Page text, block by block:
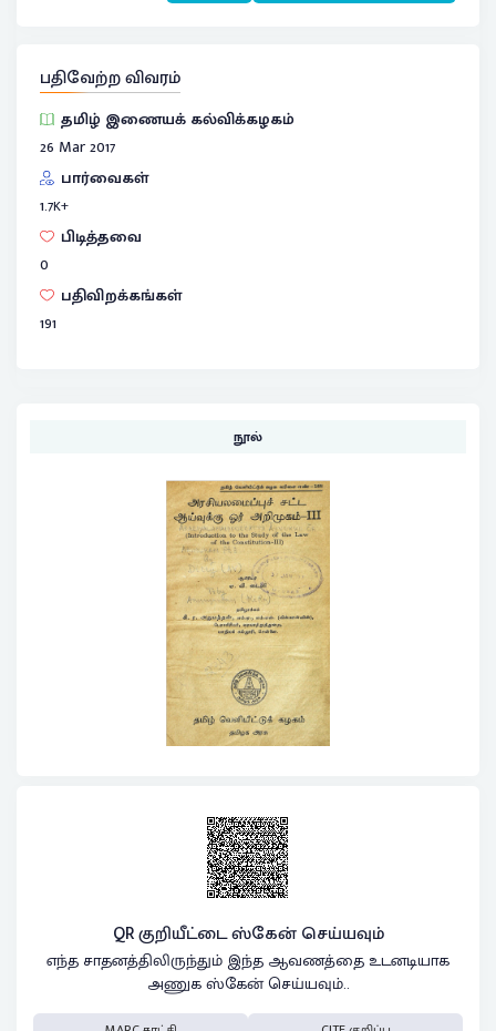
பதிவேற்ற விவரம்
தமிழ் இணையக் கல்விக்கழகம்
26 Mar 2017
பார்வைகள்
1.7K+
பிடித்தவை
0
பதிவிறக்கங்கள்
191
நூல்
QR குறியீட்டை ஸ்கேன் செய்யவும்
எந்த சாதனத்திலிருந்தும் இந்த ஆவணத்தை உடனடியாக
அணுக ஸ்கேன் செய்யவும்..